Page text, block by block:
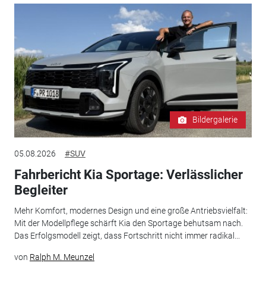
Bildergalerie
05.08.2026 #SUV
Fahrbericht Kia Sportage: Verlässlicher
Begleiter
Mehr Komfort, modernes Design und eine große Antriebsvielfalt:
Mit der Modellpflege schärft Kia den Sportage behutsam nach.
Das Erfolgsmodell zeigt, dass Fortschritt nicht immer radikal...
von Ralph M. Meunzel